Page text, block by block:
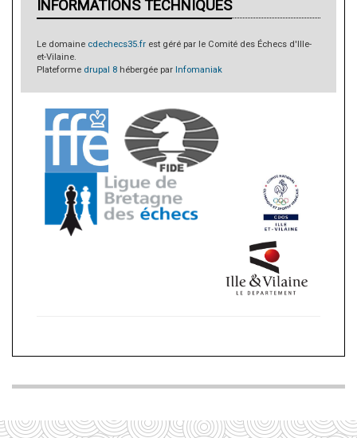
INFORMATIONS TECHNIQUES
Le domaine cdechecs35.fr est géré par le Comité des Échecs d'Ille-
et-Vilaine.
Plateforme drupal 8 hébergée par Infomaniak